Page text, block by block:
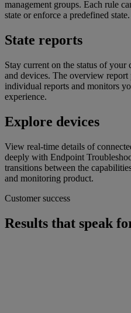
management groups. Each rule
state or enforce a predefined state.
State reports
Stay current on the status of
and devices. The overview
individual reports and monitors
experience.
Explore devices
View real-time details of
deeply with Endpoint
transitions between the
and monitoring product.
Customer success
Results that speak